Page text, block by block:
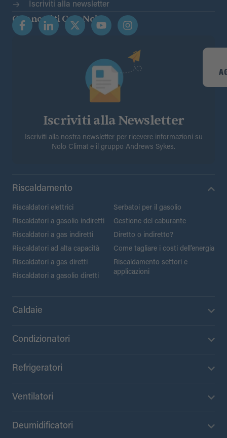
Iscriviti alla newsletter
Connettiti Con Noi
Iscriviti alla Newsletter
Iscriviti alla nostra newsletter per ricevere informazioni su
Nolo Climat e il gruppo Andrews Sykes.
Riscaldamento
Riscaldatori elettrici
Riscaldatori a gasolio indiretti
Riscaldatori a gas indiretti
Riscaldatori ad alta capacità
Riscaldatori a gas diretti
Riscaldatori a gasolio diretti
Serbatoi per il gasolio
Gestione del caburante
Diretto o indiretto?
Come tagliare i costi dell’energia
Riscaldamento settori e
applicazioni
Caldaie
Condizionatori
Refrigeratori
Ventilatori
Deumidificatori